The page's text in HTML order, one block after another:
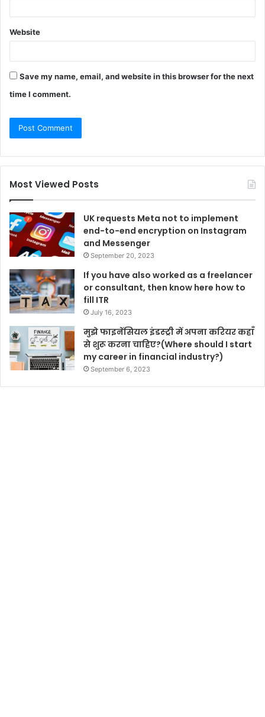
Website
Save my name, email, and website in this browser for the next
time I comment.
Most Viewed Posts
UK requests Meta not to implement
end-to-end encryption on Instagram
and Messenger
September 20, 2023
If you have also worked as a freelancer
or consultant, then know here how to
fill ITR
July 16, 2023
मुझे फाइनेंसियल इंडस्ट्री में अपना करियर कहाँ
से शुरू करना चाहिए?(Where should I start
my career in financial industry?)
September 6, 2023